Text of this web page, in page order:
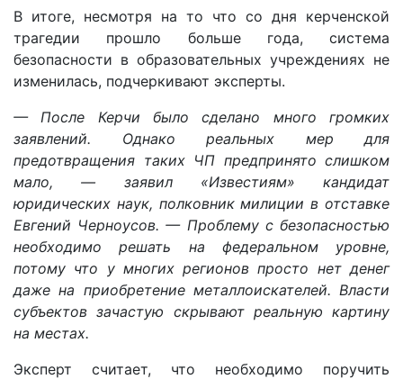
В итоге, несмотря на то что со дня керченской
трагедии прошло больше года, система
безопасности в образовательных учреждениях не
изменилась, подчеркивают эксперты.
— После Керчи было сделано много громких
заявлений. Однако реальных мер для
предотвращения таких ЧП предпринято слишком
мало, — заявил «Известиям» кандидат
юридических наук, полковник милиции в отставке
Евгений Черноусов. — Проблему с безопасностью
необходимо решать на федеральном уровне,
потому что у многих регионов просто нет денег
даже на приобретение металлоискателей. Власти
субъектов зачастую скрывают реальную картину
на местах.
Эксперт считает, что необходимо поручить